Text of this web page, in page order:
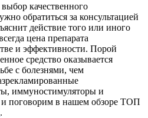
качественного
обратиться за консультацией
действие того или иного
цена препарата
и эффективности. Порой
средство оказывается
с болезнями, чем
иммуностимуляторы и
поговорим в нашем обзоре ТОП
.